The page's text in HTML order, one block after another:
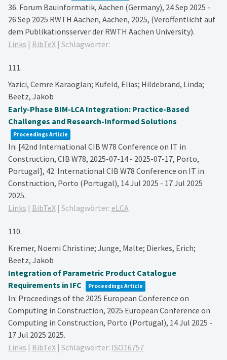
36. Forum Bauinformatik, Aachen (Germany), 24 Sep 2025 -
26 Sep 2025 RWTH Aachen, Aachen, 2025, (Veröffentlicht auf
dem Publikationsserver der RWTH Aachen University).
Links | BibTeX| Schlagwörter:
111.
Yazici, Cemre Karaoglan; Kufeld, Elias; Hildebrand, Linda;
Beetz, Jakob
Early-Phase BIM-LCA Integration: Practice-Based
Challenges and Research-Informed Solutions
Proceedings Article
In: [42nd International CIB W78 Conference on IT in
Construction, CIB W78, 2025-07-14 - 2025-07-17, Porto,
Portugal], 42. International CIB W78 Conference on IT in
Construction, Porto (Portugal), 14 Jul 2025 - 17 Jul 2025
2025.
Links | BibTeX| Schlagwörter: eLCA
110.
Kremer, Noemi Christine; Junge, Malte; Dierkes, Erich;
Beetz, Jakob
Integration of Parametric Product Catalogue
Requirements in IFC
Proceedings Article
In: Proceedings of the 2025 European Conference on
Computing in Construction, 2025 European Conference on
Computing in Construction, Porto (Portugal), 14 Jul 2025 -
17 Jul 2025 2025.
Links | BibTeX| Schlagwörter: ISO16757